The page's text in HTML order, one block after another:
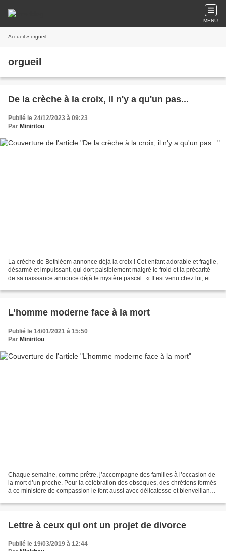
MENU
Accueil » orgueil
orgueil
De la crèche à la croix, il n'y a qu'un pas...
Publié le 24/12/2023 à 09:23
Par Miniritou
La crèche de Bethléem annonce déjà la croix ! Cet enfant adorable et fragile,
désarmé et impuissant, qui dort paisiblement malgré le froid et la précarité
de sa naissance annonce déjà le mystère pascal : « Il est venu chez lui, et
L’homme moderne face à la mort
Publié le 14/01/2021 à 15:50
Par Miniritou
Chaque semaine, comme prêtre, j’accompagne des familles à l’occasion de
la mort d’un proche. Pour la célébration des obsèques, des chrétiens formés
à ce ministère de compassion le font aussi avec délicatesse et bienveillance.
Lettre à ceux qui ont un projet de divorce
Publié le 19/03/2019 à 12:44